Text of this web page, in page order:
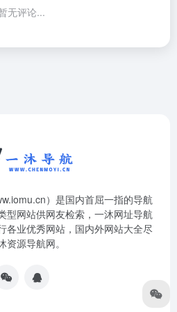
无评论...
）是国内首屈一指的导航
型网站供网友检索，一沐网址导航
各业优秀网站，国内外网站大全尽
资源导航网。